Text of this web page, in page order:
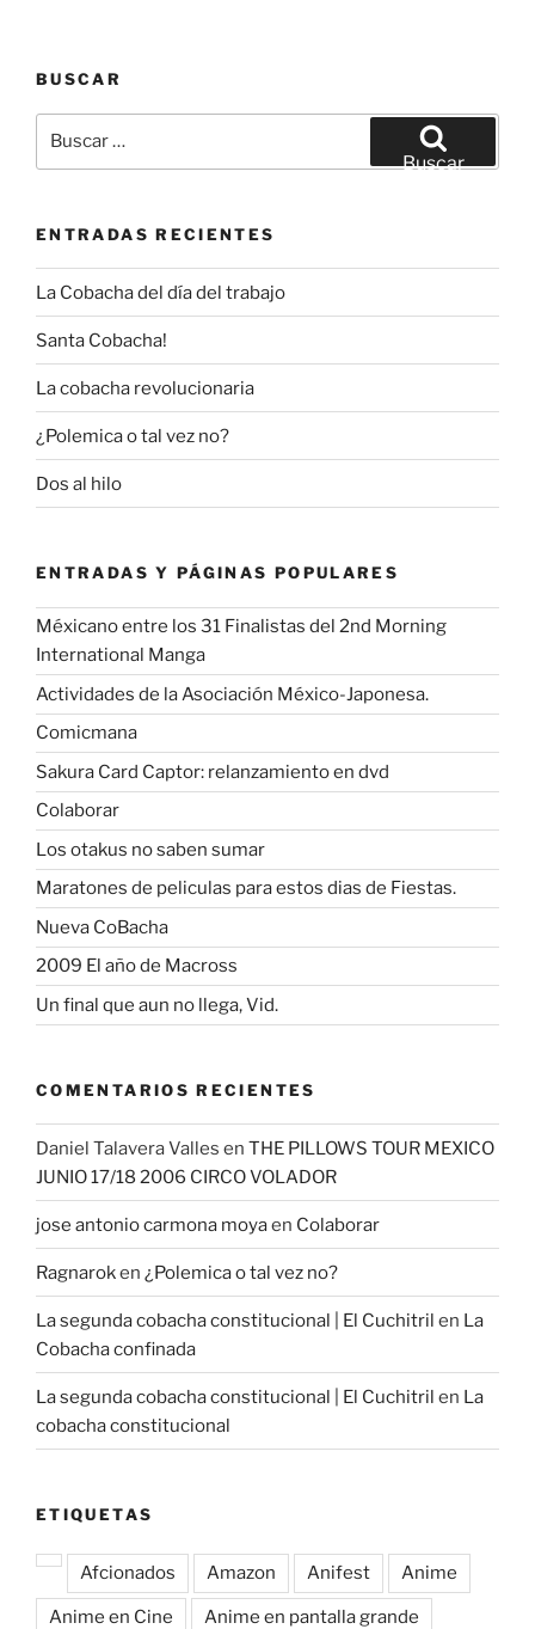
BUSCAR
por:
Buscar
ENTRADAS RECIENTES
La Cobacha del día del trabajo
Santa Cobacha!
La cobacha revolucionaria
¿Polemica o tal vez no?
Dos al hilo
ENTRADAS Y PÁGINAS POPULARES
Méxicano entre los 31 Finalistas del 2nd Morning
International Manga
Actividades de la Asociación México-Japonesa.
Comicmana
Sakura Card Captor: relanzamiento en dvd
Colaborar
Los otakus no saben sumar
Maratones de peliculas para estos dias de Fiestas.
Nueva CoBacha
2009 El año de Macross
Un final que aun no llega, Vid.
COMENTARIOS RECIENTES
Daniel Talavera Valles en THE PILLOWS TOUR MEXICO
JUNIO 17/18 2006 CIRCO VOLADOR
jose antonio carmona moyaen Colaborar
Ragnaroken ¿Polemica o tal vez no?
La segunda cobacha constitucional | El Cuchitril en La
Cobacha confinada
La segunda cobacha constitucional | El Cuchitril en La
cobacha constitucional
ETIQUETAS
Afcionados Amazon Anifest Anime
Anime en Cine Anime en pantalla grande